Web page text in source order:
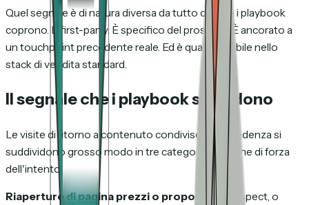
Quel segnale è di natura diversa da tutto ciò che i playbook
coprono. È first-party. È specifico del prospect. È ancorato a
un touchpoint precedente reale. Ed è quasi invisibile nello
stack di vendita standard.
Il segnale che i playbook si perdono
Le visite di ritorno a contenuto condiviso in precedenza si
suddividono grosso modo in tre categorie, in ordine di forza
dell'intento:
Riaperture di pagina prezzi o proposta.Il prospect, o